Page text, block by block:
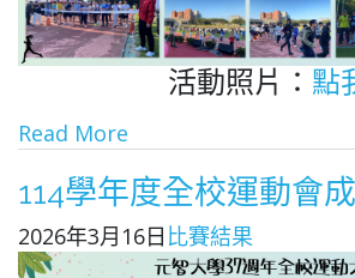
活動照片： 點
Read More
114學年度全校運動會
2026年3月16日 比賽結果